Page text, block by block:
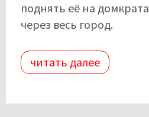
поднять её на
через весь город.
читать далее